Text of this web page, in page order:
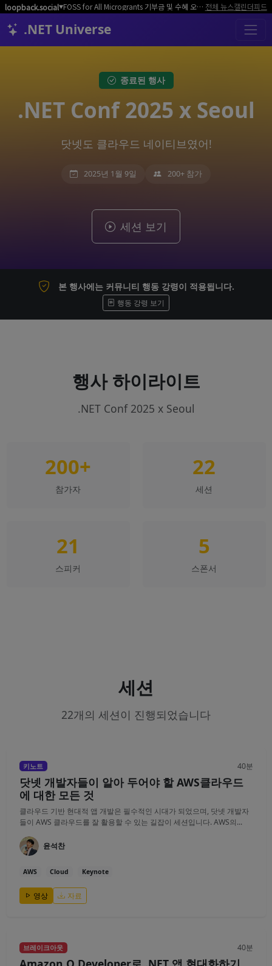
loopback.social▼ FOSS for All Microgrants 기부금 및 수혜 오픈소스 프로젝트/커뮤니티 모집 전체 뉴스캘린더피드
.NET Universe
종료된 행사
.NET Conf 2025 x Seoul
닷넷도 클라우드 네이티브였어!
2025년 1월 9일 200+ 참가
세션 보기
본 행사에는 커뮤니티 행동 강령이 적용됩니다.
행동 강령 보기
행사 하이라이트
.NET Conf 2025 x Seoul
200+
참가자
22
세션
21
스피커
5
스폰서
세션
22개의 세션이 진행되었습니다
키노트 40분
닷넷 개발자들이 알아 두어야 할 AWS클라우드
에 대한 모든 것
클라우드 기반 현대적 앱 개발은 필수적인 시대가 되었으며, 닷넷 개발자
들이 AWS 클라우드를 잘 활용할 수 있는 길잡이 세션입니다. AWS의...
윤석찬
AWS Cloud Keynote
영상 자료
브레이크아웃 40분